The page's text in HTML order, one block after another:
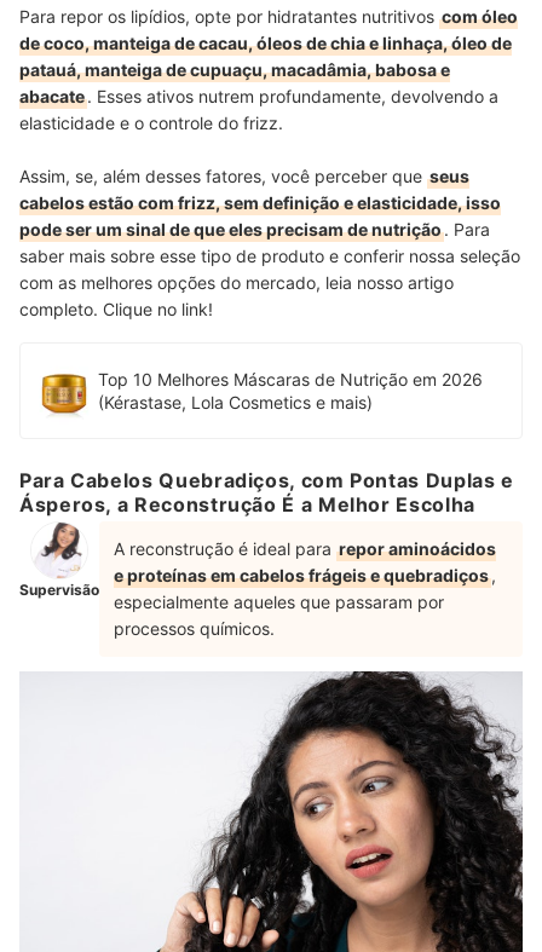
Para repor os lipídios, opte por hidratantes nutritivos com óleo
de coco, manteiga de cacau, óleos de chia e linhaça, óleo de
patauá, manteiga de cupuaçu, macadâmia, babosa e
abacate. Esses ativos nutrem profundamente, devolvendo a
elasticidade e o controle do frizz.
Assim, se, além desses fatores, você perceber que seus
cabelos estão com frizz, sem definição e elasticidade, isso
pode ser um sinal de que eles precisam de nutrição. Para
saber mais sobre esse tipo de produto e conferir nossa seleção
com as melhores opções do mercado, leia nosso artigo
completo. Clique no link!
Top 10 Melhores Máscaras de Nutrição em 2026
(Kérastase, Lola Cosmetics e mais)
Para Cabelos Quebradiços, com Pontas Duplas e
Ásperos, a Reconstrução É a Melhor Escolha
Supervisão
A reconstrução é ideal para repor aminoácidos
e proteínas em cabelos frágeis e quebradiços,
especialmente aqueles que passaram por
processos químicos.